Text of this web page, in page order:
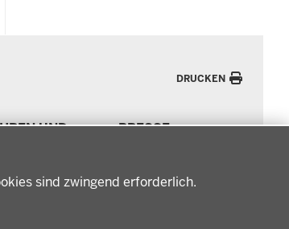
sind zwingend erforderlich.
DRUCKEN
UND
PRESSE